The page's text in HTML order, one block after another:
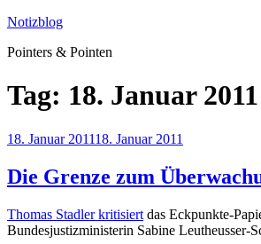
Zum
springen
Notizblog
Pointers & Pointen
Tag: 18. Januar 2011
Veröffentlicht
18. Januar 201118. Januar 2011
Die Grenze zum
Thomas Stadler kritisiert das Eckpunkte-
Bundesjustizministerin Sabine Leutheusser-